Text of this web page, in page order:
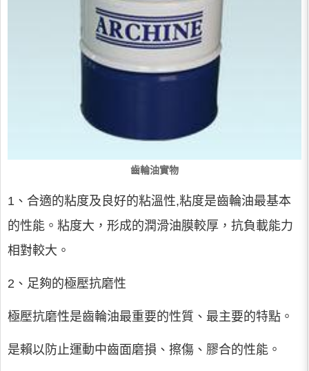
齒輪油實物
1、合適的粘度及良好的粘溫性,粘度是齒輪油最基本
的性能。粘度大，形成的潤滑油膜較厚，抗負載能力
相對較大。
2、足夠的極壓抗磨性
極壓抗磨性是齒輪油最重要的性質、最主要的特點。
是賴以防止運動中齒面磨損、擦傷、膠合的性能。